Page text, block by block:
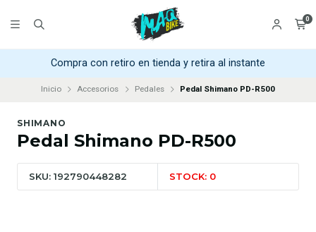
0
Compra con retiro en tienda y retira al instante
Inicio Accesorios Pedales Pedal Shimano PD-R500
SHIMANO
Pedal Shimano PD-R500
SKU: 192790448282 STOCK: 0